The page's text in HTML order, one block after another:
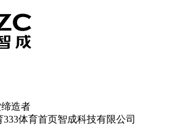
缔造者
333体育首页智成科技有限公司